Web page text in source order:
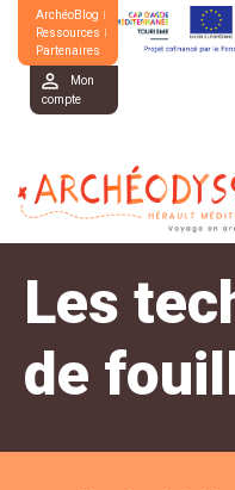
ArchéoBlog
Ressources
Partenaires
Mon
compte
Les
de